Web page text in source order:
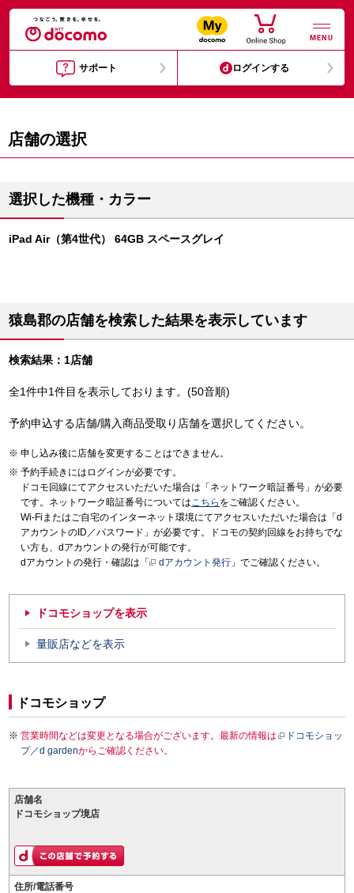
MENU
サポート ログインする
店舗の選択
選択した機種・カラー
iPad Air（第4世代） 64GB スペースグレイ
猿島郡の店舗を検索した結果を表示しています
検索結果：1店舗
全1件中1件目を表示しております。(50音順)
予約申込する店舗/購入商品受取り店舗を選択してください。
申し込み後に店舗を変更することはできません。
予約手続きにはログインが必要です。
ドコモ回線にてアクセスいただいた場合は「ネットワーク暗証番号」が必要
です。ネットワーク暗証番号についてはこちら をご確認ください。
Wi-Fiまたはご自宅のインターネット環境にてアクセスいただいた場合は「d
アカウントのID／パスワード」が必要です。ドコモの契約回線をお持ちでな
い方も、dアカウントの発行が可能です。
dアカウントの発行・確認は「
dアカウント発行 」でご確認ください。
ドコモショップを表示
量販店などを表示
ドコモショップ
営業時間などは変更となる場合がございます。最新の情報は
ドコモショッ
プ／d gardenからご確認ください。
店舗名
ドコモショップ境店
住所/電話番号